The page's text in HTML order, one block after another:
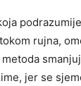
rujna,
jer se